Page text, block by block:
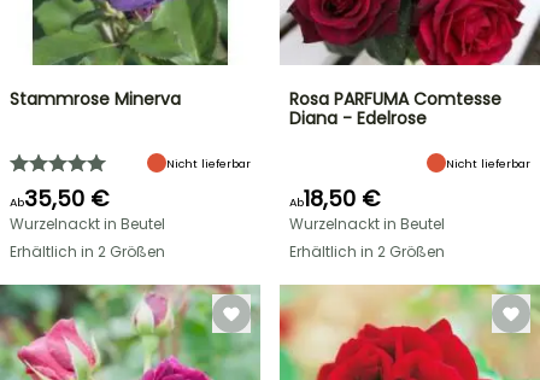
Stammrose Minerva
Nicht lieferbar
Ab35,50 €
Wurzelnackt in Beutel
Erhältlich in 2 Größen
Rosa PARFUMA Comtesse
Diana - Edelrose
Nicht lieferbar
Ab18,50 €
Wurzelnackt in Beutel
Erhältlich in 2 Größen